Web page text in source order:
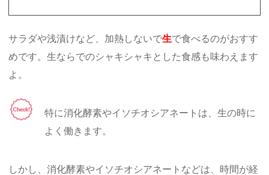
サラダや浅漬けなど、加熱しないで生で食べるのがおすす
めです。生ならでのシャキシャキとした食感も味わえます
よ。
特に消化酵素やイソチオシアネートは、生の時に
よく働きます。
しかし、消化酵素やイソチオシアネートなどは、時間が経